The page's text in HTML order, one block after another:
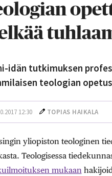
idän tutkimuksen
teologian
12:30 TOPIAS HAIKALA
yliopiston teologinen
Teologisessa
mukaan